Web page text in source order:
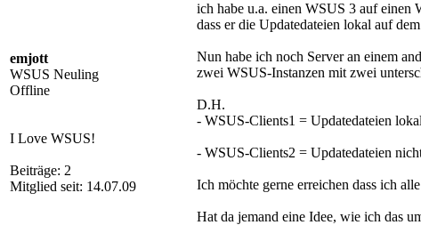
emjott
WSUS Neuling
Offline
I Love WSUS!
Beiträge: 2
Mitglied seit: 14.07.09
ich habe u.a. einen WSUS 3 auf einen
dass er die Updatedateien lokal auf
Nun habe ich noch Server an einem
zwei WSUS-Instanzen mit zwei
D.H.
- WSUS-Clients1 = Updatedateien
- WSUS-Clients2 = Updatedateien
Ich möchte gerne erreichen dass ich
Hat da jemand eine Idee, wie ich das